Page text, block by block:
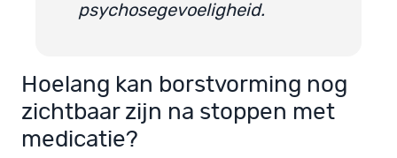
psychosegevoeligheid.
Hoelang kan borstvorming nog
zichtbaar zijn na stoppen met
medicatie?